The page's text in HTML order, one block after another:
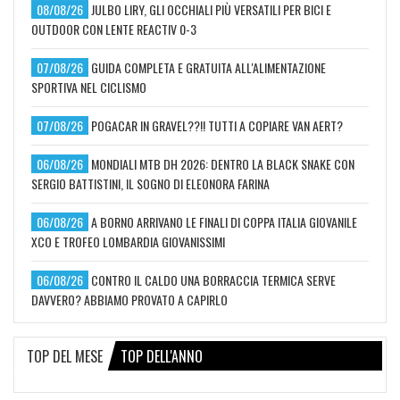
08/08/26 JULBO LIRY, GLI OCCHIALI PIÙ VERSATILI PER BICI E
OUTDOOR CON LENTE REACTIV 0-3
07/08/26 GUIDA COMPLETA E GRATUITA ALL'ALIMENTAZIONE
SPORTIVA NEL CICLISMO
07/08/26 POGACAR IN GRAVEL??!! TUTTI A COPIARE VAN AERT?
06/08/26 MONDIALI MTB DH 2026: DENTRO LA BLACK SNAKE CON
SERGIO BATTISTINI, IL SOGNO DI ELEONORA FARINA
06/08/26 A BORNO ARRIVANO LE FINALI DI COPPA ITALIA GIOVANILE
XCO E TROFEO LOMBARDIA GIOVANISSIMI
06/08/26 CONTRO IL CALDO UNA BORRACCIA TERMICA SERVE
DAVVERO? ABBIAMO PROVATO A CAPIRLO
TOP DEL MESE TOP DELL'ANNO